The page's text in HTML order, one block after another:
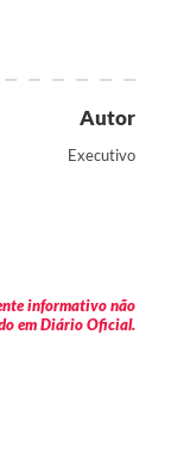
Autor
Executivo
informativo não
em Diário Oficial.